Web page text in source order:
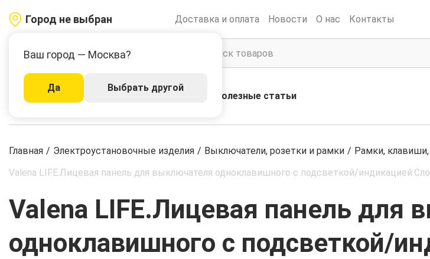
Город не выбран
Ваш город — Москва?
Да Выбрать другой
Доставка и оплата Новости О нас Контакты
Каталог Акции Полезные статьи
Главная / Электроустановочные изделия / Выключатели, розетки и рамки / Рамки, клавиши,
Valena LIFE.Лицевая панель для выключателя одноклавишного с подсветкой/
Valena LIFE.Лицевая панель для
одноклавишного с подсветкой/